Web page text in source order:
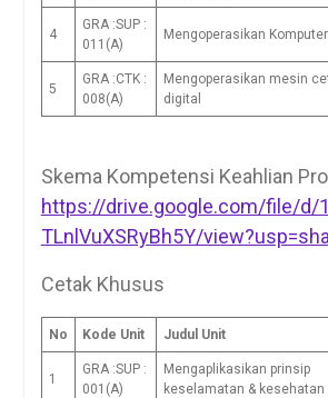
4
GRA :SUP :
011(A)
Mengoperasikan Komputer
5
GRA :CTK :
008(A)
Mengoperasikan mesin
digital
Skema Kompetensi Keahlian
https://drive.google.com/file/d/
TLnlVuXSRyBh5Y/
Cetak Khusus
No Kode Unit Judul Unit
1
GRA :SUP :
001(A)
Mengaplikasikan prinsip
keselamatan & kesehatan